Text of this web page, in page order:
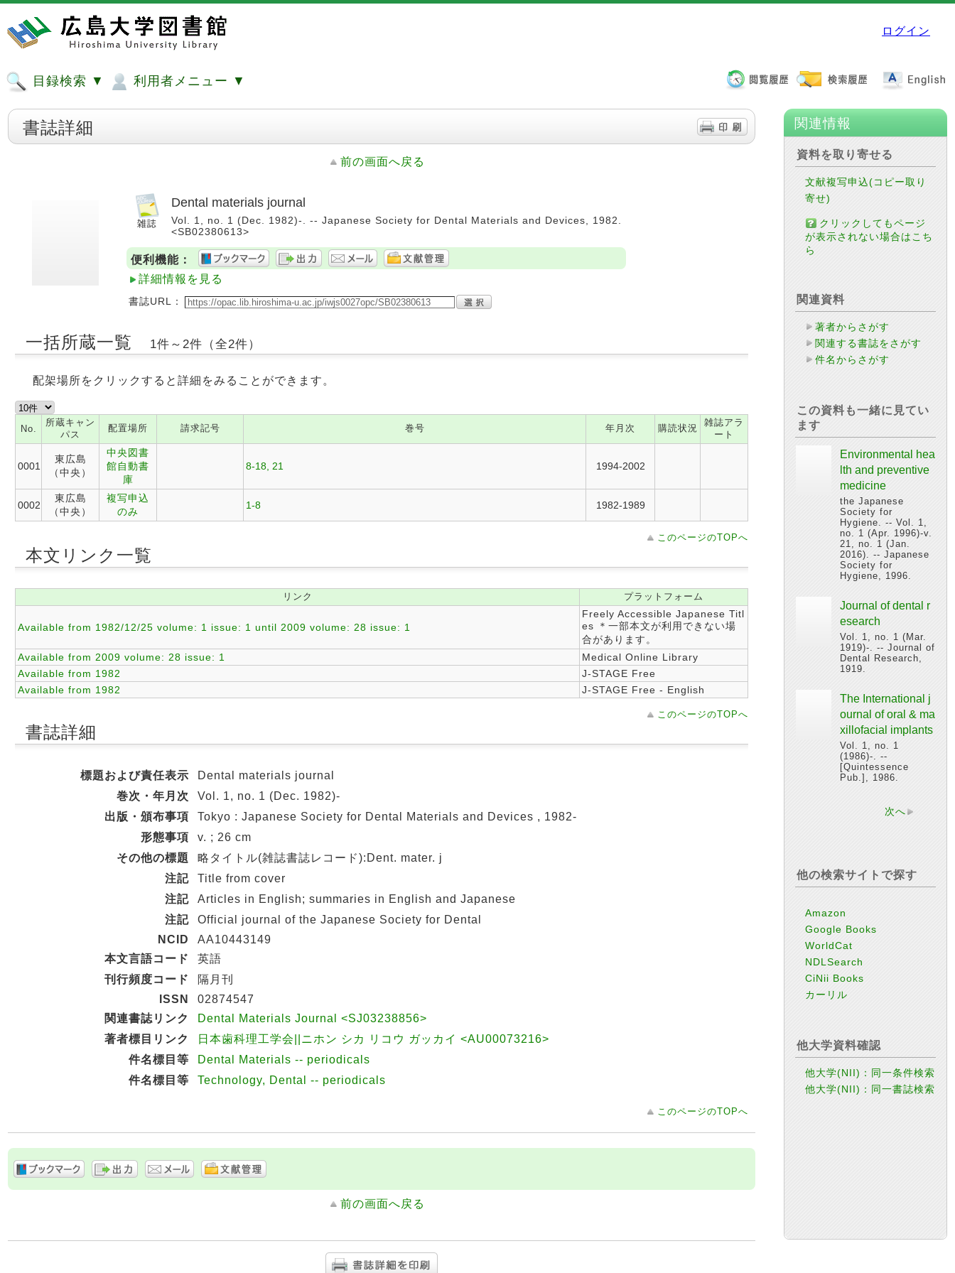
ログイン
目録検索 ▼ 利用者メニュー ▼
書誌詳細
前の画面へ戻る
Dental materials journal
Vol. 1, no. 1 (Dec. 1982)-. -- Japanese Society for Dental Materials and Devices, 1982.
<SB02380613>
便利機能：
詳細情報を見る
書誌URL：
一括所蔵一覧 1件～2件（全2件）
配架場所をクリックすると詳細をみることができます。
No.
所蔵キャン
パス
配置場所 請求記号 巻号 年月次 購読状況
雑誌アラ
ート
0001
東広島
（中央）
中央図書
館自動書
庫
8-18, 21 1994-2002
0002
東広島
（中央）
複写申込
のみ
1-8 1982-1989
このページのTOPへ
本文リンク一覧
リンク プラットフォーム
Available from 1982/12/25 volume: 1 issue: 1 until 2009 volume: 28 issue: 1
Freely Accessible Japanese Titl
es ＊一部本文が利用できない場
合があります。
Available from 2009 volume: 28 issue: 1
Medical Online Library
Available from 1982
J-STAGE Free
Available from 1982
J-STAGE Free - English
このページのTOPへ
書誌詳細
標題および責任表示
Dental materials journal
巻次・年月次
Vol. 1, no. 1 (Dec. 1982)-
出版・頒布事項
Tokyo : Japanese Society for Dental Materials and Devices , 1982-
形態事項
v. ; 26 cm
その他の標題
略タイトル(雑誌書誌レコード):Dent. mater. j
注記
Title from cover
注記
Articles in English; summaries in English and Japanese
注記
Official journal of the Japanese Society for Dental
NCID
AA10443149
本文言語コード
英語
刊行頻度コード
隔月刊
ISSN
02874547
関連書誌リンク
Dental Materials Journal <SJ03238856>
著者標目リンク
日本歯科理工学会||ニホン シカ リコウ ガッカイ <AU00073216>
件名標目等
Dental Materials -- periodicals
件名標目等
Technology, Dental -- periodicals
このページのTOPへ
前の画面へ戻る
関連情報
資料を取り寄せる
文献複写申込(コピー取り
寄せ)
クリックしてもページ
が表示されない場合はこち
ら
関連資料
著者からさがす
関連する書誌をさがす
件名からさがす
この資料も一緒に見てい
ます
Environmental hea
lth and preventive
medicine
the Japanese
Society for
Hygiene. -- Vol. 1,
no. 1 (Apr. 1996)-v.
21, no. 1 (Jan.
2016). -- Japanese
Society for
Hygiene, 1996.
Journal of dental r
esearch
Vol. 1, no. 1 (Mar.
1919)-. -- Journal of
Dental Research,
1919.
The International j
ournal of oral & ma
xillofacial implants
Vol. 1, no. 1
(1986)-. --
[Quintessence
Pub.], 1986.
次へ
他の検索サイトで探す
Amazon
Google Books
WorldCat
NDLSearch
CiNii Books
カーリル
他大学資料確認
他大学(NII)：同一条件検索
他大学(NII)：同一書誌検索